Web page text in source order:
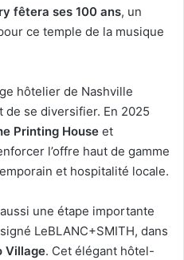
fêtera ses 100 ans, un
ce temple de la musique
hôtelier de Nashville
se diversifier. En 2025
Printing House et
l’offre haut de gamme
et hospitalité locale.
une étape importante
LeBLANC+SMITH, dans
Village. Cet élégant hôtel-